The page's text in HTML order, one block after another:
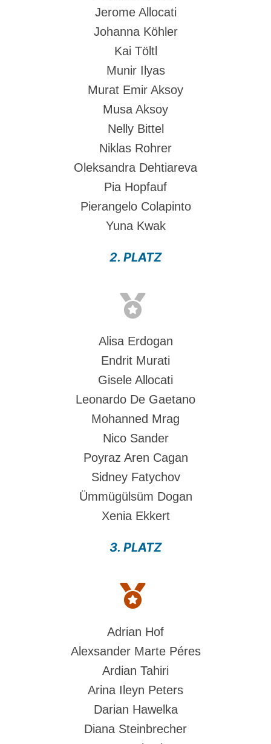
Jerome Allocati
Johanna Köhler
Kai Töltl
Munir Ilyas
Murat Emir Aksoy
Musa Aksoy
Nelly Bittel
Niklas Rohrer
Oleksandra Dehtiareva
Pia Hopfauf
Pierangelo Colapinto
Yuna Kwak
2. PLATZ
Alisa Erdogan
Endrit Murati
Gisele Allocati
Leonardo De Gaetano
Mohanned Mrag
Nico Sander
Poyraz Aren Cagan
Sidney Fatychov
Ümmügülsüm Dogan
Xenia Ekkert
3. PLATZ
Adrian Hof
Alexsander Marte Péres
Ardian Tahiri
Arina Ileyn Peters
Darian Hawelka
Diana Steinbrecher